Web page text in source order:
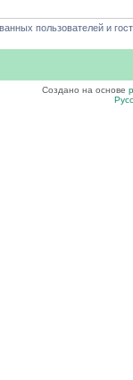
пользователей и
Создано на основе